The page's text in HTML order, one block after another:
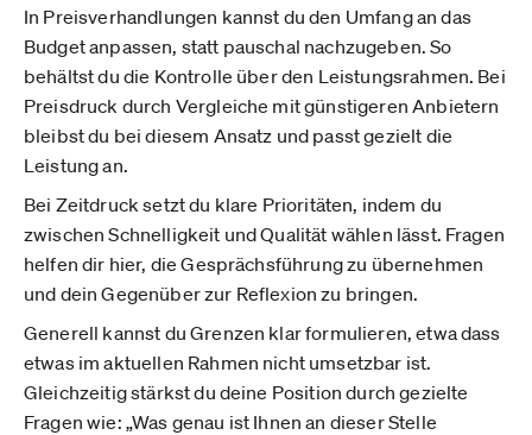
In Preisverhandlungen kannst du den Umfang an das
Budget anpassen, statt pauschal nachzugeben. So
behältst du die Kontrolle über den Leistungsrahmen. Bei
Preisdruck durch Vergleiche mit günstigeren Anbietern
bleibst du bei diesem Ansatz und passt gezielt die
Leistung an.
Bei Zeitdruck setzt du klare Prioritäten, indem du
zwischen Schnelligkeit und Qualität wählen lässt. Fragen
helfen dir hier, die Gesprächsführung zu übernehmen
und dein Gegenüber zur Reflexion zu bringen.
Generell kannst du Grenzen klar formulieren, etwa dass
etwas im aktuellen Rahmen nicht umsetzbar ist.
Gleichzeitig stärkst du deine Position durch gezielte
Fragen wie: „Was genau ist Ihnen an dieser Stelle